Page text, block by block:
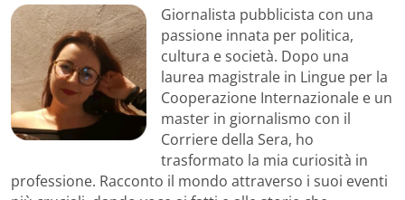
Giornalista pubblicista con una
passione innata per politica,
cultura e società. Dopo una
laurea magistrale in Lingue per la
Cooperazione Internazionale e un
master in giornalismo con il
Corriere della Sera, ho
trasformato la mia curiosità in
professione. Racconto il mondo attraverso i suoi eventi